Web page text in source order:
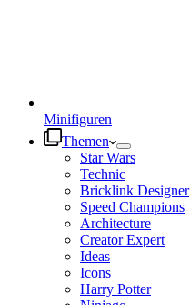
Minifiguren
Themen
Star Wars
Technic
Bricklink Designer
Speed Champions
Architecture
Creator Expert
Ideas
Icons
Harry Potter